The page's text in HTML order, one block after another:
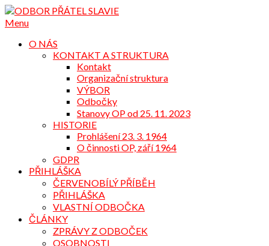
Přejdi
na
Menu
O NÁS
KONTAKT A STRUKTURA
Kontakt
Organizační struktura
VÝBOR
Odbočky
Stanovy OP od 25. 11. 2023
HISTORIE
Prohlášení 23. 3. 1964
O činnosti OP, září 1964
GDPR
PŘIHLÁŠKA
ČERVENOBÍLÝ PŘÍBĚH
PŘIHLÁŠKA
VLASTNÍ ODBOČKA
ČLÁNKY
ZPRÁVY Z ODBOČEK
OSOBNOSTI